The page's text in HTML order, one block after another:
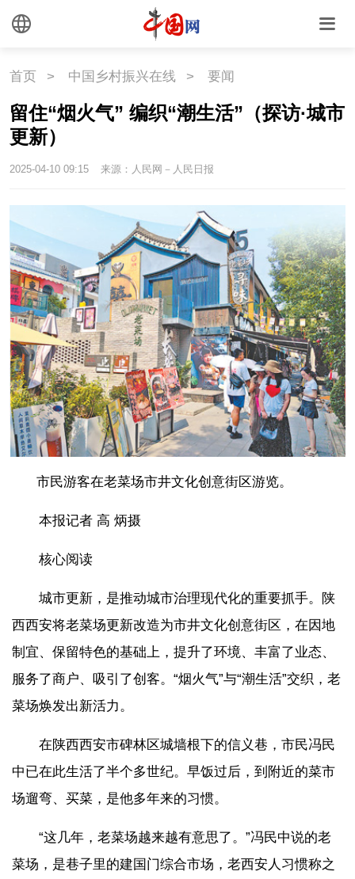
首页 > 中国乡村振兴在线 > 要闻
留住“烟火气” 编织“潮生活”（探访·城市
更新）
2025-04-10 09:15 来源：人民网－人民日报
市民游客在老菜场市井文化创意街区游览。
本报记者 高 炳摄
核心阅读
城市更新，是推动城市治理现代化的重要抓手。陕
西西安将老菜场更新改造为市井文化创意街区，在因地
制宜、保留特色的基础上，提升了环境、丰富了业态、
服务了商户、吸引了创客。“烟火气”与“潮生活”交织，老
菜场焕发出新活力。
在陕西西安市碑林区城墙根下的信义巷，市民冯民
中已在此生活了半个多世纪。早饭过后，到附近的菜市
场遛弯、买菜，是他多年来的习惯。
“这几年，老菜场越来越有意思了。”冯民中说的老
菜场，是巷子里的建国门综合市场，老西安人习惯称之